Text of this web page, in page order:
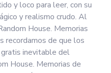
y loco para leer, con su
y realismo crudo. Al
House. Memorias
recordamos de que los
inevitable del
House. Memorias de